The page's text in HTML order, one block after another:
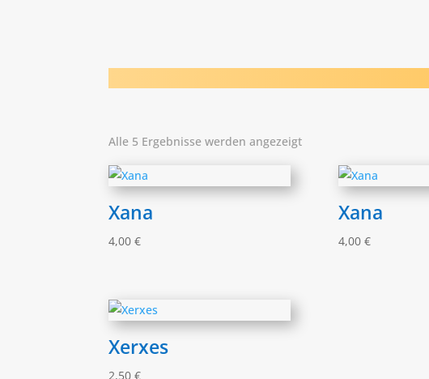
Alle 5 Ergebnisse werden angezeigt
Xana
4,00€
Xana
4,00 €
Xerxes
2,50€